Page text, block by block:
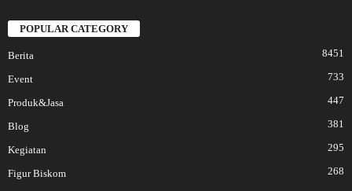
POPULAR CATEGORY
Berita 8451
Event 733
Produk&Jasa 447
Blog 381
Kegiatan 295
Figur Biskom
268